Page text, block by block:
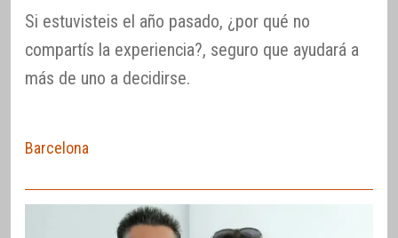
Si estuvisteis el año pasado, ¿por qué no
compartís la experiencia?, seguro que ayudará a
más de uno a decidirse.
Barcelona